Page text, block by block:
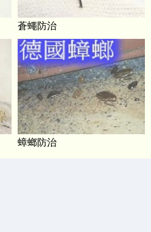
蒼蠅防治
蟑螂防治